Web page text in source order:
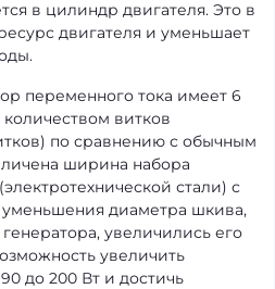
в цилиндр двигателя. Это в
двигателя и уменьшает
переменного тока имеет 6
витков
по сравнению с обычным
ширина набора
стали) с
уменьшения диаметра шкива,
увеличились его
увеличить
до 200 Вт и достичь